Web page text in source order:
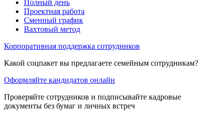
Полный день
Проектная работа
Сменный график
Вахтовый метод
Корпоративная поддержка сотрудников
Какой соцпакет вы предлагаете семейным сотрудникам?
Оформляйте кандидатов онлайн
Проверяйте сотрудников и подписывайте кадровые
документы без бумаг и личных встреч